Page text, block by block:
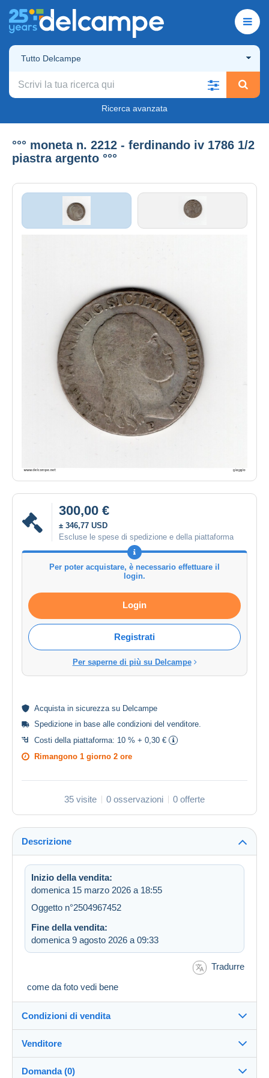
Tutto Delcampe
Ricerca avanzata
°°° moneta n. 2212 - ferdinando iv 1786 1/2
piastra argento °°°
300,00 €
± 346,77 USD
Escluse le spese di spedizione e della piattaforma
Per poter acquistare, è necessario effettuare il
login.
Login
Registrati
Per saperne di più su Delcampe
Acquista in sicurezzasu Delcampe
Spedizione in base alle condizioni del venditore.
Costi della piattaforma: 10 % + 0,30 €
Rimangono 1 giorno 2 ore
35 visite 0 osservazioni 0 offerte
Descrizione
Inizio della vendita:
domenica 15 marzo 2026 a 18:55
Oggetto n°2504967452
Fine della vendita:
domenica 9 agosto 2026 a 09:33
Tradurre
come da foto vedi bene
Condizioni di vendita
Destinazione:
Vedi l'elenco dei paesi
Venditore
Domanda (0)